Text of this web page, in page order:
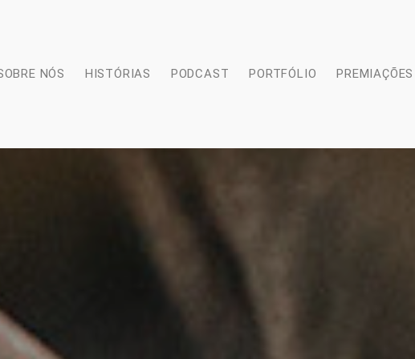
NÓS HISTÓRIAS PODCAST PORTFÓLIO PREMIAÇÕES